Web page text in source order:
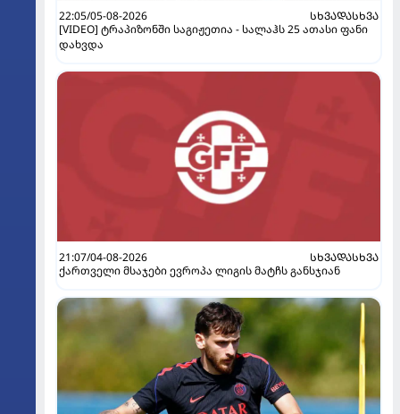
22:05/05-08-2026
ᲡᲮᲕᲐᲓᲐᲡᲮᲕᲐ
[VIDEO] ტრაპიზონში საგიჟეთია - სალაჰს 25 ათასი ფანი
დახვდა
21:07/04-08-2026
ᲡᲮᲕᲐᲓᲐᲡᲮᲕᲐ
ქართველი მსაჯები ევროპა ლიგის მატჩს განსჯიან